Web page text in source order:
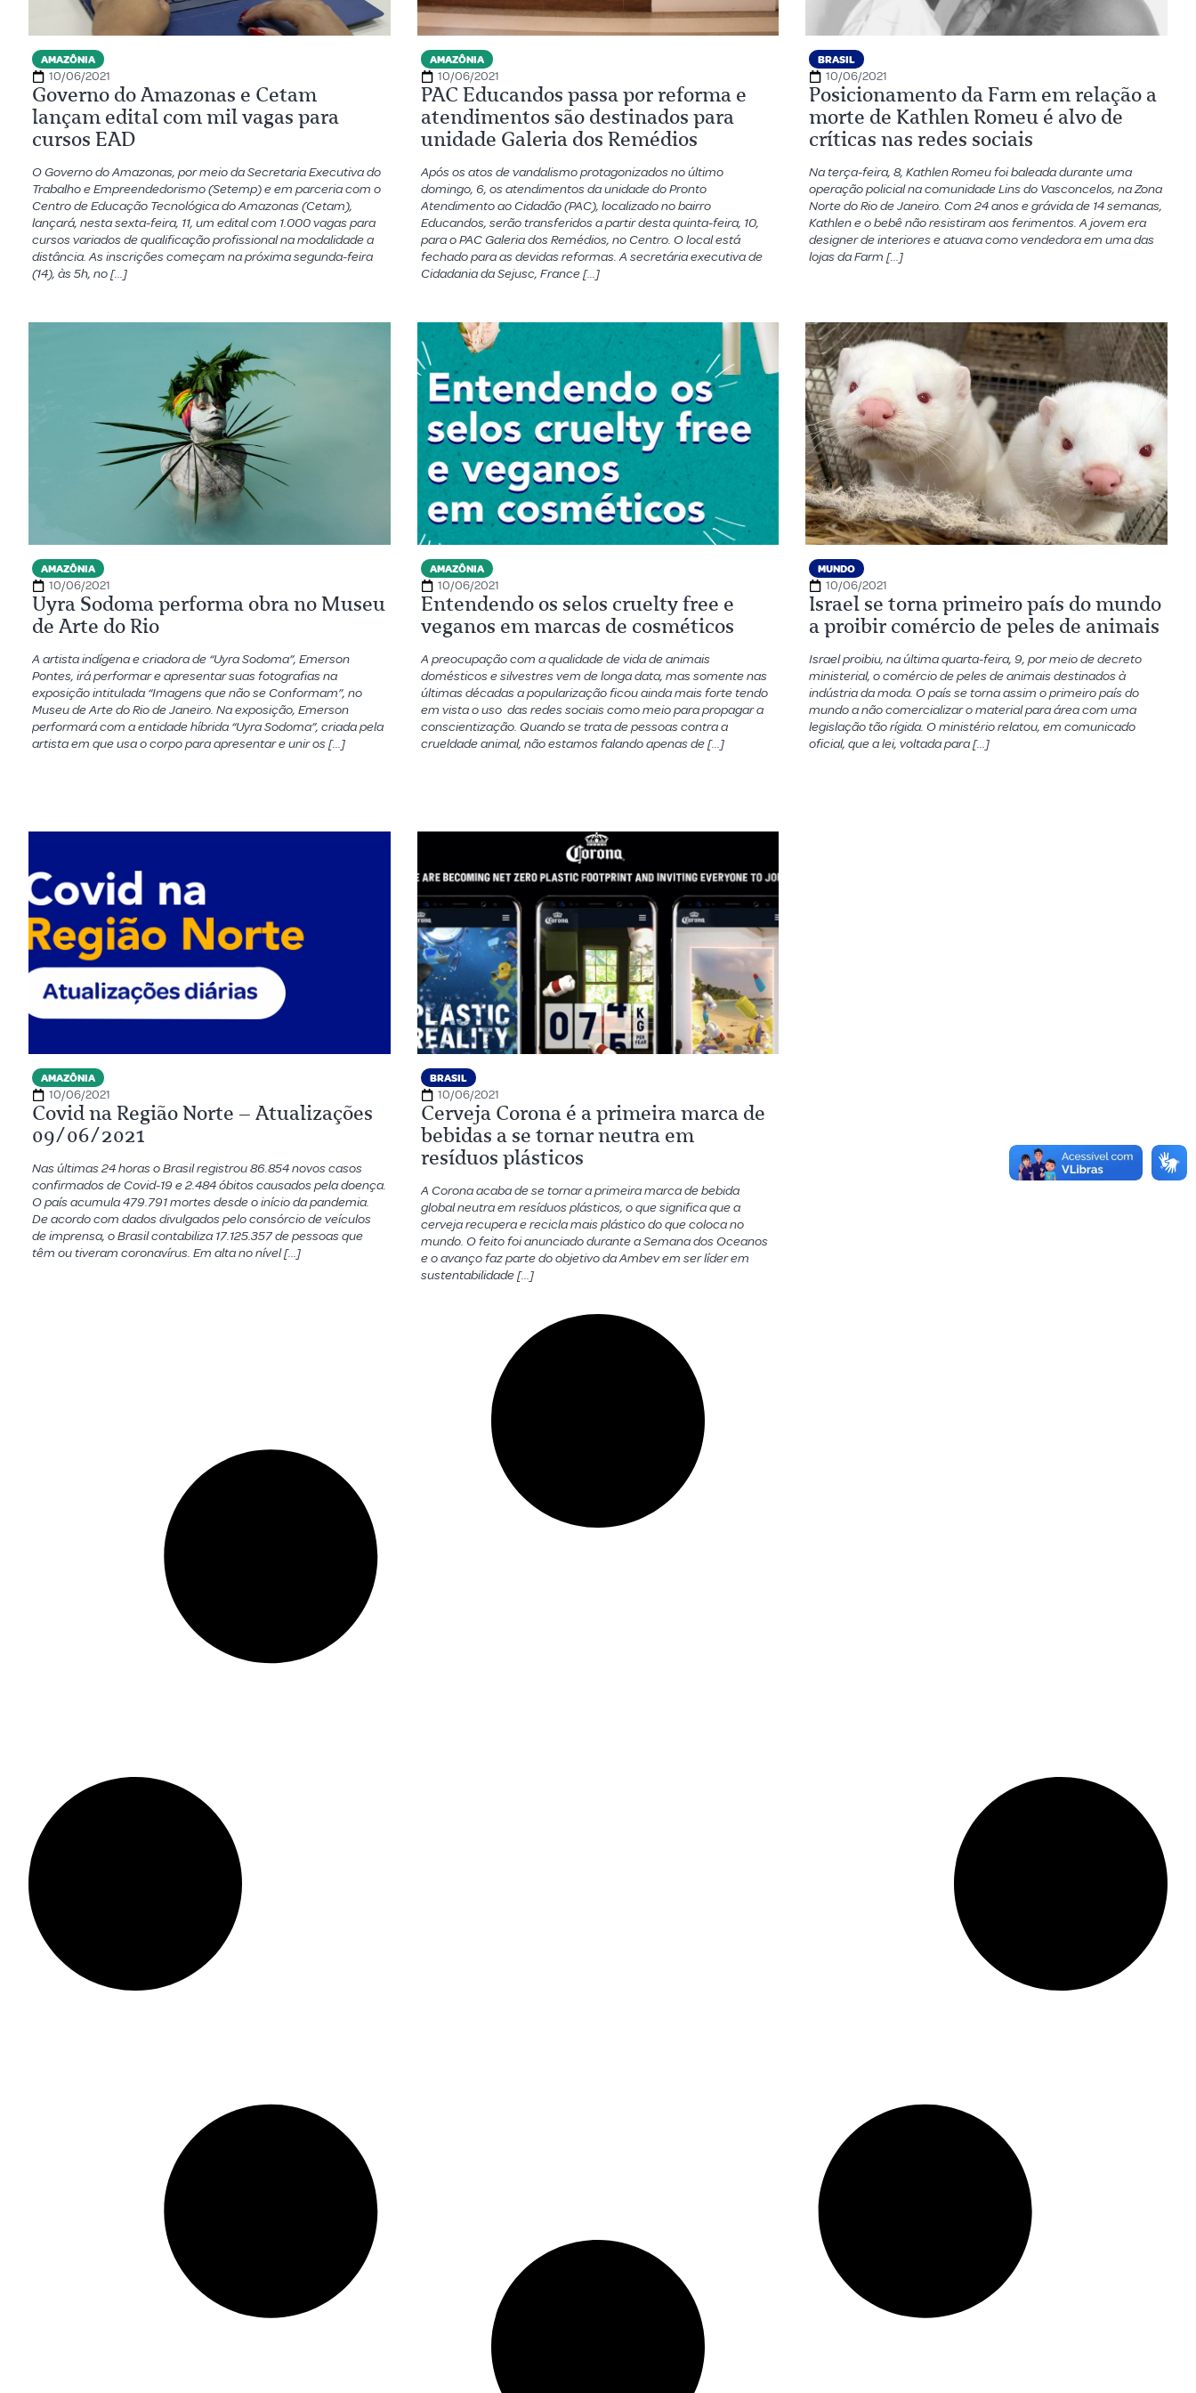
AMAZÔNIA
10/06/2021
Governo do Amazonas e Cetam
lançam edital com mil vagas para
cursos EAD
O Governo do Amazonas, por meio da Secretaria Executiva do
Trabalho e Empreendedorismo (Setemp) e em parceria com o
Centro de Educação Tecnológica do Amazonas (Cetam),
lançará, nesta sexta-feira, 11, um edital com 1.000 vagas para
cursos variados de qualificação profissional na modalidade a
distância. As inscrições começam na próxima segunda-feira
(14), às 5h, no […]
AMAZÔNIA
10/06/2021
PAC Educandos passa por reforma e
atendimentos são destinados para
unidade Galeria dos Remédios
Após os atos de vandalismo protagonizados no último
domingo, 6, os atendimentos da unidade do Pronto
Atendimento ao Cidadão (PAC), localizado no bairro
Educandos, serão transferidos a partir desta quinta-feira, 10,
para o PAC Galeria dos Remédios, no Centro. O local está
fechado para as devidas reformas. A secretária executiva de
Cidadania da Sejusc, France […]
BRASIL
10/06/2021
Posicionamento da Farm em relação a
morte de Kathlen Romeu é alvo de
críticas nas redes sociais
Na terça-feira, 8, Kathlen Romeu foi baleada durante uma
operação policial na comunidade Lins do Vasconcelos, na Zona
Norte do Rio de Janeiro. Com 24 anos e grávida de 14 semanas,
Kathlen e o bebê não resistiram aos ferimentos. A jovem era
designer de interiores e atuava como vendedora em uma das
lojas da Farm […]
AMAZÔNIA
10/06/2021
Uyra Sodoma performa obra no Museu
de Arte do Rio
A artista indígena e criadora de “Uyra Sodoma”, Emerson
Pontes, irá performar e apresentar suas fotografias na
exposição intitulada “Imagens que não se Conformam”, no
Museu de Arte do Rio de Janeiro. Na exposição, Emerson
performará com a entidade híbrida “Uyra Sodoma”, criada pela
artista em que usa o corpo para apresentar e unir os […]
AMAZÔNIA
10/06/2021
Entendendo os selos cruelty free e
veganos em marcas de cosméticos
A preocupação com a qualidade de vida de animais
domésticos e silvestres vem de longa data, mas somente nas
últimas décadas a popularização ficou ainda mais forte tendo
em vista o uso das redes sociais como meio para propagar a
conscientização. Quando se trata de pessoas contra a
crueldade animal, não estamos falando apenas de […]
MUNDO
10/06/2021
Israel se torna primeiro país do mundo
a proibir comércio de peles de animais
Israel proibiu, na última quarta-feira, 9, por meio de decreto
ministerial, o comércio de peles de animais destinados à
indústria da moda. O país se torna assim o primeiro país do
mundo a não comercializar o material para área com uma
legislação tão rígida. O ministério relatou, em comunicado
oficial, que a lei, voltada para […]
AMAZÔNIA
10/06/2021
Covid na Região Norte – Atualizações
09/06/2021
Nas últimas 24 horas o Brasil registrou 86.854 novos casos
confirmados de Covid-19 e 2.484 óbitos causados pela doença.
O país acumula 479.791 mortes desde o início da pandemia.
De acordo com dados divulgados pelo consórcio de veículos
de imprensa, o Brasil contabiliza 17.125.357 de pessoas que
têm ou tiveram coronavírus. Em alta no nível […]
BRASIL
10/06/2021
Cerveja Corona é a primeira marca de
bebidas a se tornar neutra em
resíduos plásticos
A Corona acaba de se tornar a primeira marca de bebida
global neutra em resíduos plásticos, o que significa que a
cerveja recupera e recicla mais plástico do que coloca no
mundo. O feito foi anunciado durante a Semana dos Oceanos
e o avanço faz parte do objetivo da Ambev em ser líder em
sustentabilidade […]